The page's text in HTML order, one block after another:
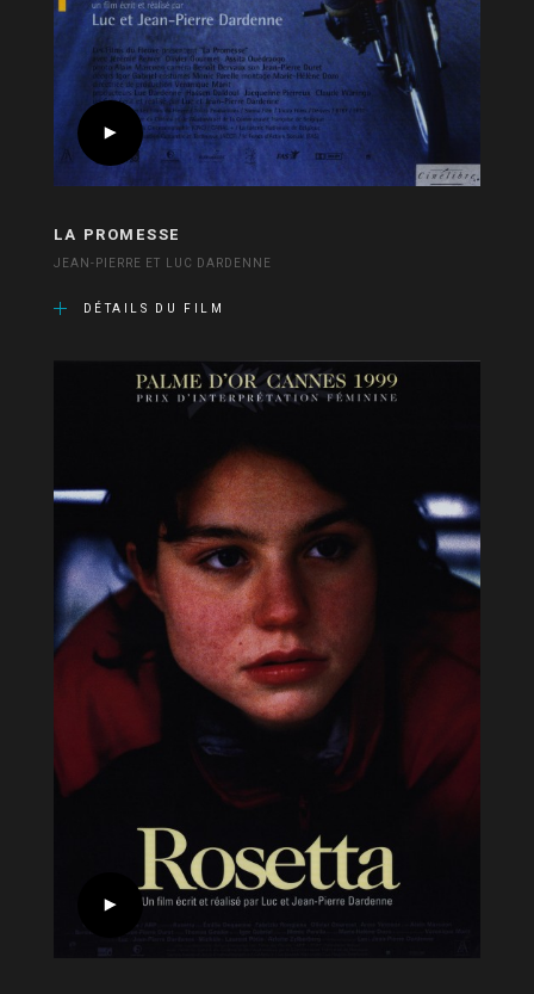
LA PROMESSE
JEAN-PIERRE ET LUC DARDENNE
DÉTAILS DU FILM